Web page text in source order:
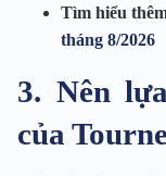
Tìm hiểu
tháng 8/2026
3. Nên
của